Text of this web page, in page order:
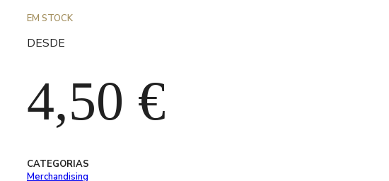
EM STOCK
DESDE
4,50 €
CATEGORIAS
Merchandising